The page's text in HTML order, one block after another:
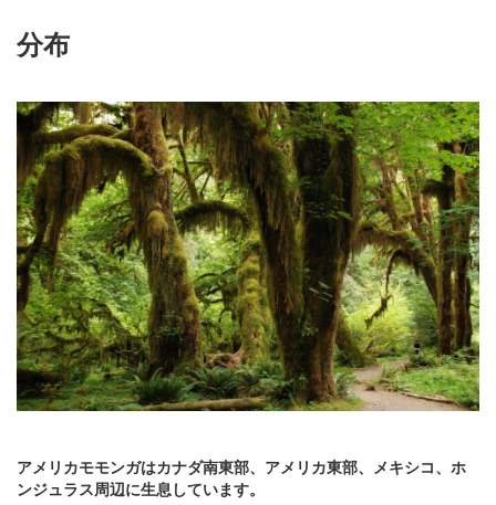
分布
アメリカモモンガはカナダ南東部、アメリカ東部、メキシコ、ホ
ンジュラス周辺に生息しています。